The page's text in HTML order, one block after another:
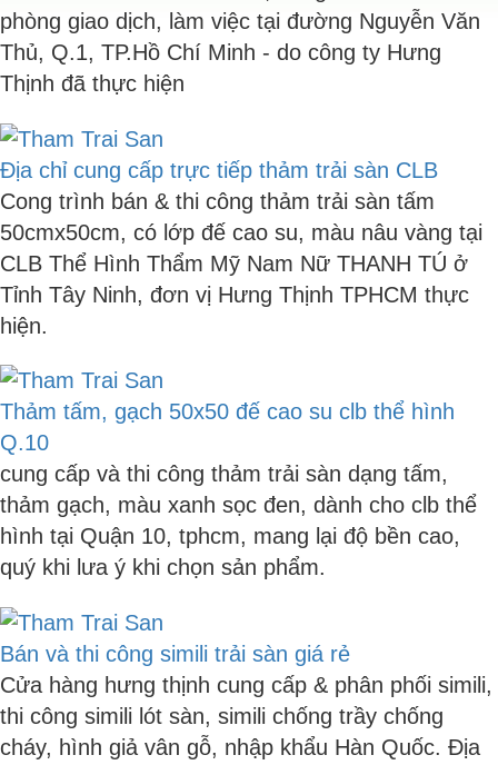
phòng giao dịch, làm việc tại đường Nguyễn Văn
Thủ, Q.1, TP.Hồ Chí Minh - do công ty Hưng
Thịnh đã thực hiện
Địa chỉ cung cấp trực tiếp thảm trải sàn CLB
Cong trình bán & thi công thảm trải sàn tấm
50cmx50cm, có lớp đế cao su, màu nâu vàng tại
CLB Thể Hình Thẩm Mỹ Nam Nữ THANH TÚ ở
Tỉnh Tây Ninh, đơn vị Hưng Thịnh TPHCM thực
hiện.
Thảm tấm, gạch 50x50 đế cao su clb thể hình
Q.10
cung cấp và thi công thảm trải sàn dạng tấm,
thảm gạch, màu xanh sọc đen, dành cho clb thể
hình tại Quận 10, tphcm, mang lại độ bền cao,
quý khi lưa ý khi chọn sản phẩm.
Bán và thi công simili trải sàn giá rẻ
Cửa hàng hưng thịnh cung cấp & phân phối simili,
thi công simili lót sàn, simili chống trầy chống
cháy, hình giả vân gỗ, nhập khẩu Hàn Quốc. Địa